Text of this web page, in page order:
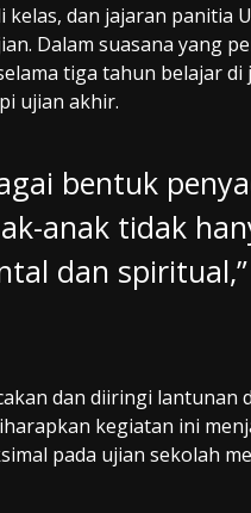
dan jajaran panitia
Dalam suasana yang
tiga tahun belajar di
ujian akhir.
bentuk
anak tidak
dan
dan diiringi lantunan
kegiatan ini
pada ujian sekolah